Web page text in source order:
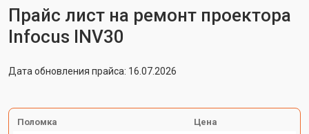
Прайс лист на ремонт проектора
Infocus INV30
Дата обновления прайса: 16.07.2026
Поломка Цена